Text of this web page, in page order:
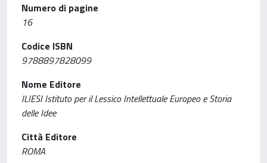
Numero di pagine
16
Codice ISBN
9788897828099
Nome Editore
ILIESI Istituto per il Lessico Intellettuale Europeo e Storia
delle Idee
Città Editore
ROMA